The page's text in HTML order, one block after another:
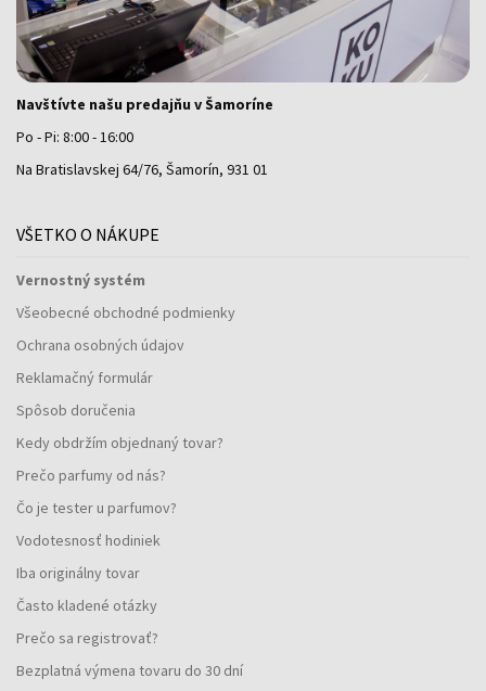
Navštívte našu predajňu v Šamoríne
Po - Pi: 8:00 - 16:00
Na Bratislavskej 64/76, Šamorín, 931 01
VŠETKO O NÁKUPE
Vernostný systém
Všeobecné obchodné podmienky
Ochrana osobných údajov
Reklamačný formulár
Spôsob doručenia
Kedy obdržím objednaný tovar?
Prečo parfumy od nás?
Čo je tester u parfumov?
Vodotesnosť hodiniek
Iba originálny tovar
Často kladené otázky
Prečo sa registrovať?
Bezplatná výmena tovaru do 30 dní